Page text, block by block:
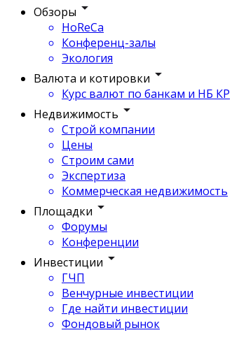
Обзоры
HoReCa
Конференц-залы
Экология
Валюта и котировки
Курс валют по банкам и НБ КР
Недвижимость
Строй компании
Цены
Строим сами
Экспертиза
Коммерческая недвижимость
Площадки
Форумы
Конференции
Инвестиции
ГЧП
Венчурные инвестиции
Где найти инвестиции
Фондовый рынок